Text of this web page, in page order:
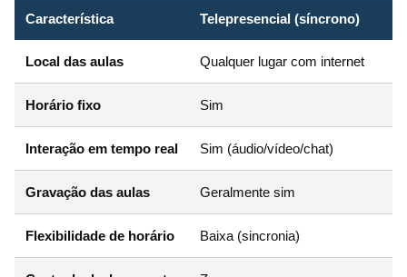
Característica Telepresencial (síncrono)
Local das aulas Qualquer lugar com internet
Horário fixo Sim
Interação em tempo real Sim (áudio/vídeo/chat)
Gravação das aulas Geralmente sim
Flexibilidade de horário Baixa (sincronia)